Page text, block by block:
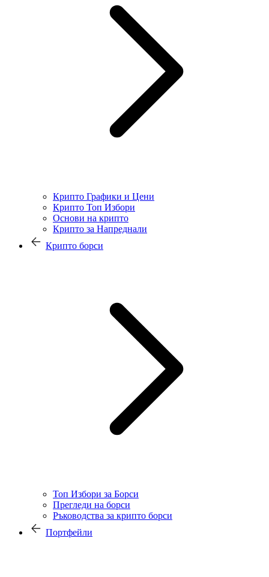
Крипто Графики и Цени
Крипто Топ Избори
Основи на крипто
Крипто за Напреднали
Крипто борси
Топ Избори за Борси
Прегледи на борси
Ръководства за крипто борси
Портфейли